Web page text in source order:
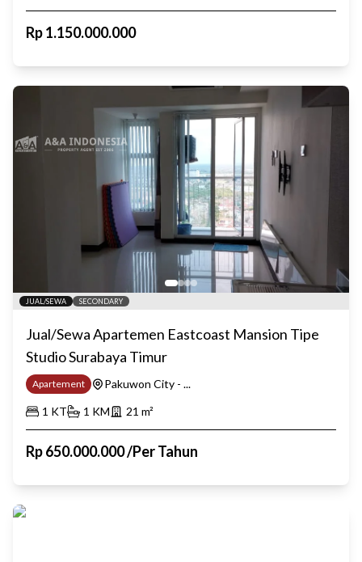
Rp1.150.000.000
JUAL/SEWA SECONDARY
Jual/Sewa Apartemen Eastcoast Mansion Tipe
Studio Surabaya Timur
Apartement
Pakuwon City - ...
1 KT 1 KM 21 m²
Rp650.000.000/Per Tahun